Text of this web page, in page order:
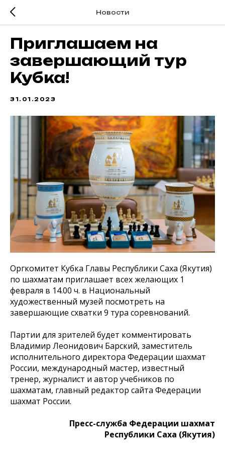
Новости
Приглашаем на
завершающий тур
Кубка!
31.01.2023
Оргкомитет Кубка Главы Республики Саха (Якутия)
по шахматам приглашает всех желающих 1
февраля в 14.00 ч. в Национальный
художественный музей посмотреть на
завершающие схватки 9 тура соревнований.
Партии для зрителей будет комментировать
Владимир Леонидович Барский, заместитель
исполнительного директора Федерации шахмат
России, международный мастер, известный
тренер, журналист и автор учебников по
шахматам, главный редактор сайта Федерации
шахмат России.
Пресс-служба Федерации шахмат
Республики Саха (Якутия)